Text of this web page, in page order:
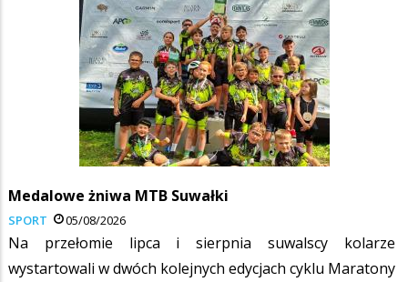
Medalowe żniwa MTB Suwałki
SPORT 05/08/2026
Na przełomie lipca i sierpnia suwalscy kolarze
wystartowali w dwóch kolejnych edycjach cyklu Maratony